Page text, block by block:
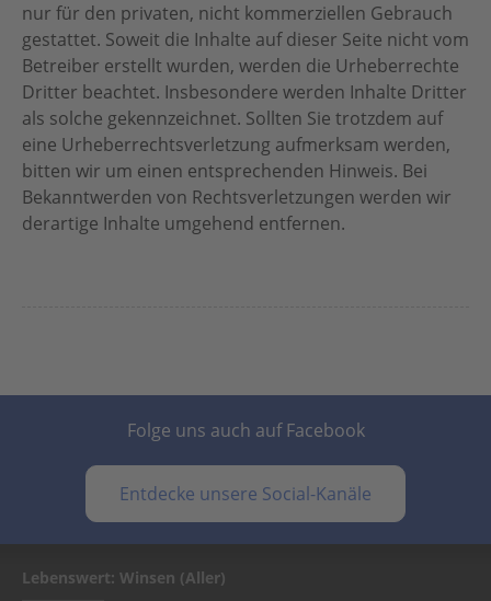
nur für den privaten, nicht kommerziellen Gebrauch
gestattet. Soweit die Inhalte auf dieser Seite nicht vom
Betreiber erstellt wurden, werden die Urheberrechte
Dritter beachtet. Insbesondere werden Inhalte Dritter
als solche gekennzeichnet. Sollten Sie trotzdem auf
eine Urheberrechtsverletzung aufmerksam werden,
bitten wir um einen entsprechenden Hinweis. Bei
Bekanntwerden von Rechtsverletzungen werden wir
derartige Inhalte umgehend entfernen.
Folge uns auch auf Facebook
Entdecke unsere Social-Kanäle
Lebenswert: Winsen (Aller)